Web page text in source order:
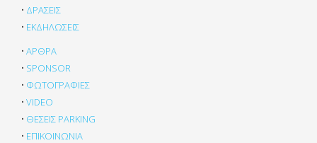
• ΔΡΑΣΕΙΣ
• ΕΚΔΗΛΩΣΕΙΣ
• ΑΡΘΡΑ
• SPONSOR
• ΦΩΤΟΓΡΑΦΙΕΣ
• VIDEO
• ΘΕΣΕΙΣ PARKING
• ΕΠΙΚΟΙΝΩΝΙΑ